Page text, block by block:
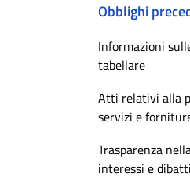
Obblighi
Informazioni
tabellare
Atti relativi alla
servizi e
Trasparenza
interessi e